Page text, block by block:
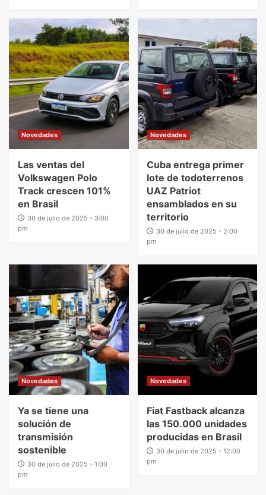
Novedades
Las ventas del
Volkswagen Polo
Track crescen 101%
en Brasil
30 de julio de 2025 - 3:00
pm
Novedades
Cuba entrega primer
lote de todoterrenos
UAZ Patriot
ensamblados en su
territorio
30 de julio de 2025 - 2:00
pm
Novedades
Ya se tiene una
solución de
transmisión
sostenible
30 de julio de 2025 - 1:00
pm
Novedades
Fiat Fastback alcanza
las 150.000 unidades
producidas en Brasil
30 de julio de 2025 - 12:00
pm